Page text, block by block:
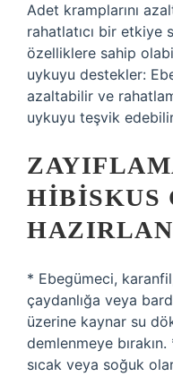
Adet kramplarını
rahatlatıcı bir
özelliklere sahip
uykuyu destekler:
azaltabilir ve
uykuyu teşvik
HIBISKUS
* Ebegümeci,
çaydanlığa veya
üzerine kaynar su
demlenmeye
sıcak veya soğuk